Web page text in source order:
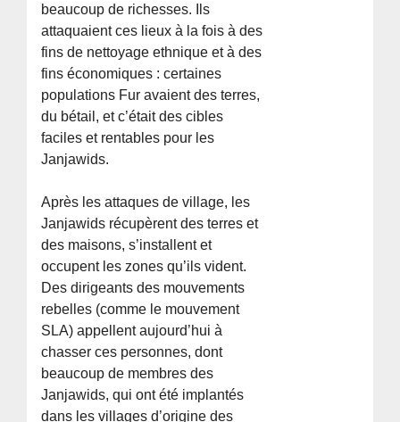
beaucoup de richesses. Ils
attaquaient ces lieux à la fois à des
fins de nettoyage ethnique et à des
fins économiques : certaines
populations Fur avaient des terres,
du bétail, et c’était des cibles
faciles et rentables pour les
Janjawids.
Après les attaques de village, les
Janjawids récupèrent des terres et
des maisons, s’installent et
occupent les zones qu’ils vident.
Des dirigeants des mouvements
rebelles (comme le mouvement
SLA) appellent aujourd’hui à
chasser ces personnes, dont
beaucoup de membres des
Janjawids, qui ont été implantés
dans les villages d’origine des